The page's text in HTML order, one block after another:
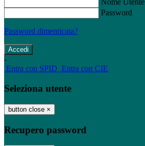
Nome Utente
Password
Password dimenticata?
-
Entra con SPID Entra con CIE
Seleziona utente
button close ×
Recupero password